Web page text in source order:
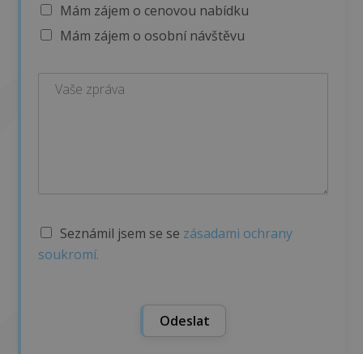
Mám zájem o cenovou nabídku
Mám zájem o osobní návštěvu
S
h
Seznámil jsem se se zásadami ochrany
soukromí.
Odeslat